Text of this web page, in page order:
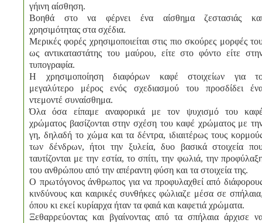
γήινη αίσθηση.
Βοηθά στο να φέρνει ένα αίσθημα ζεστασιάς
χρησιμότητας στα σχέδια.
Μερικές φορές χρησιμοποιείται στις πιο σκούρες μορφές
ως αντικαταστάτης του μαύρου, είτε στο φόντο είτε
τυπογραφία.
Η χρησιμοποίηση διαφόρων καφέ στοιχείων για
μεγαλύτερο μέρος ενός σχεδιασμού του προσδίδει
ντεμοντέ συναίσθημα.
Όλα όσα είπαμε αναφορικά με τον ψυχισμό του
χρώματος βασίζονται στην σχέση του καφέ χρώματος με
γη, δηλαδή το χώμα και τα δέντρα, ιδιαιτέρως τους
των δένδρων, ήτοι την ξυλεία, δυο βασικά στοιχεία
ταυτίζονται με την εστία, το σπίτι, την φωλιά, την
του ανθρώπου από την απέραντη φύση και τα στοιχεία της.
Ο πρωτόγονος άνθρωπος για να προφυλαχθεί από
κινδύνους και καιρικές συνθήκες φώλιαζε μέσα σε
όπου κι εκεί κυρίαρχα ήταν τα φαιά και καφετιά χρώματα.
Ξεθαρρεύοντας και βγαίνοντας από τα σπήλαια άρχισε